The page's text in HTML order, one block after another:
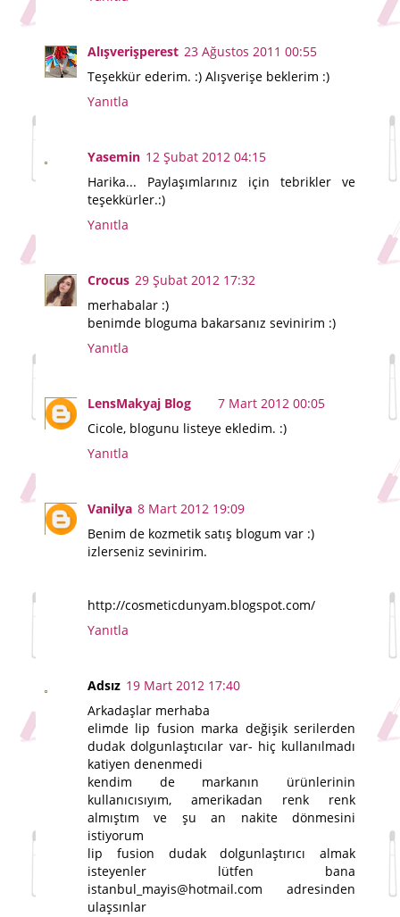
Alışverişperest 23 Ağustos 2011 00:55
Teşekkür ederim. :) Alışverişe beklerim :)
Yanıtla
Yasemin 12 Şubat 2012 04:15
Harika... Paylaşımlarınız için tebrikler ve
teşekkürler.:)
Yanıtla
Crocus 29 Şubat 2012 17:32
merhabalar :)
benimde bloguma bakarsanız sevinirim :)
Yanıtla
LensMakyaj Blog
7 Mart 2012 00:05
Cicole, blogunu listeye ekledim. :)
Yanıtla
Vanilya 8 Mart 2012 19:09
Benim de kozmetik satış blogum var :)
izlerseniz sevinirim.
http://cosmeticdunyam.blogspot.com/
Yanıtla
Adsız 19 Mart 2012 17:40
Arkadaşlar merhaba
elimde lip fusion marka değişik serilerden
dudak dolgunlaştıcılar var- hiç kullanılmadı
katiyen denenmedi
kendim de markanın ürünlerinin
kullanıcısıyım, amerikadan renk renk
almıştım ve şu an nakite dönmesini
istiyorum
lip fusion dudak dolgunlaştırıcı almak
isteyenler lütfen bana
istanbul_mayis@hotmail.com adresinden
ulaşsınlar